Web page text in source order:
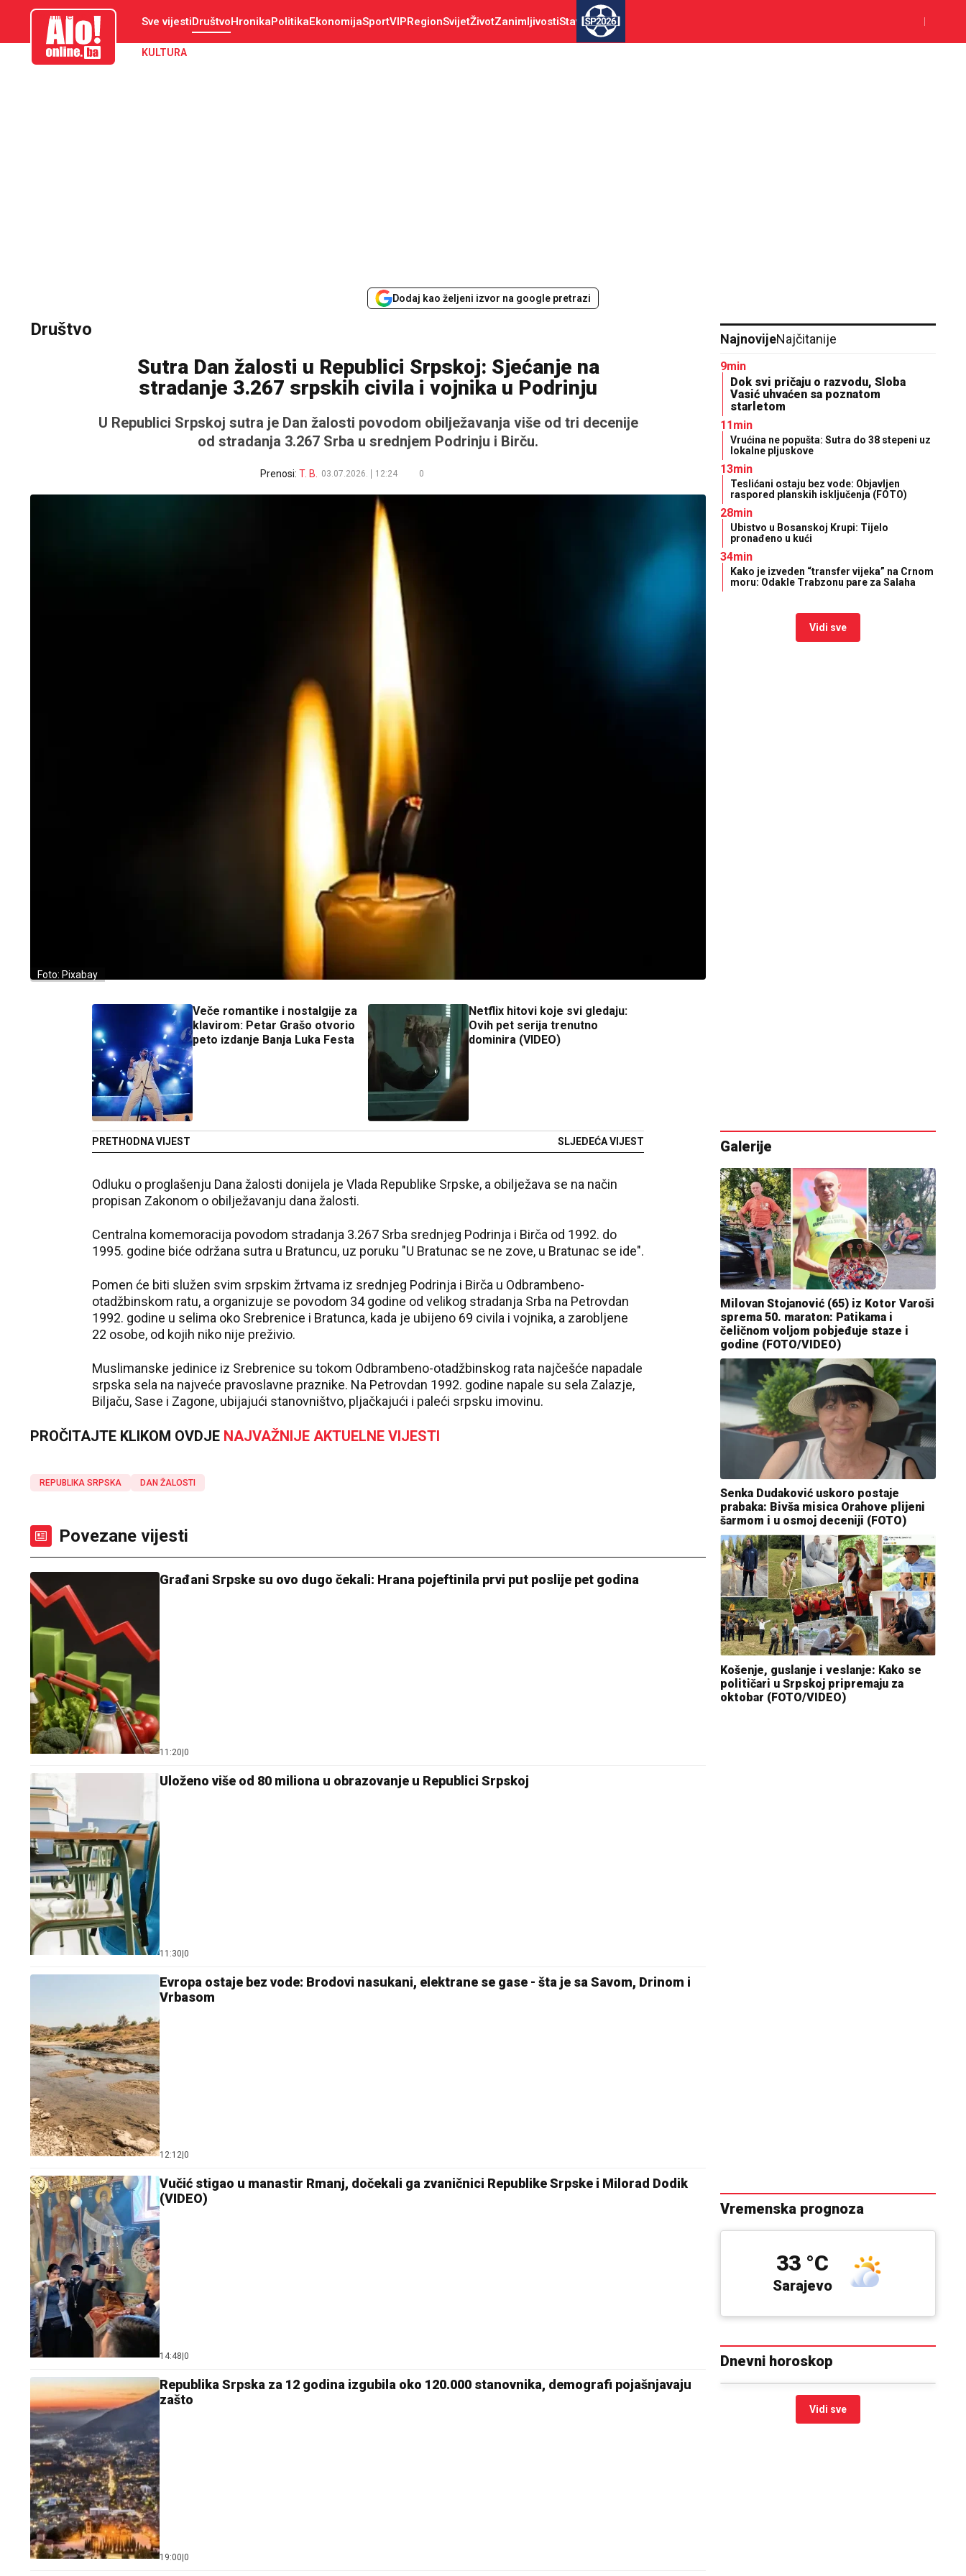
aloonline.ba Sve vijestiDruštvoHronikaPolitikaEkonomijaSportVIPRegionSvijetŽivotZanimljivostiStav SP2026
KULTURA
Dodaj kao željeni izvor na google pretrazi
Društvo
Sutra Dan žalosti u Republici Srpskoj: Sjećanje na
stradanje 3.267 srpskih civila i vojnika u Podrinju
U Republici Srpskoj sutra je Dan žalosti povodom obilježavanja više od tri decenije
od stradanja 3.267 Srba u srednjem Podrinju i Birču.
Prenosi: T. B. 03.07.2026. 12:24 0
Foto: Pixabay
Veče romantike i nostalgije za
klavirom: Petar Grašo otvorio
peto izdanje Banja Luka Festa
PRETHODNA VIJEST
Netflix hitovi koje svi gledaju:
Ovih pet serija trenutno
dominira (VIDEO)
SLJEDEĆA VIJEST
Odluku o proglašenju Dana žalosti donijela je Vlada Republike Srpske, a obilježava se na način
propisan Zakonom o obilježavanju dana žalosti.
Centralna komemoracija povodom stradanja 3.267 Srba srednjeg Podrinja i Birča od 1992. do
1995. godine biće održana sutra u Bratuncu, uz poruku "U Bratunac se ne zove, u Bratunac se ide".
Pomen će biti služen svim srpskim žrtvama iz srednjeg Podrinja i Birča u Odbrambeno-
otadžbinskom ratu, a organizuje se povodom 34 godine od velikog stradanja Srba na Petrovdan
1992. godine u selima oko Srebrenice i Bratunca, kada je ubijeno 69 civila i vojnika, a zarobljene
22 osobe, od kojih niko nije preživio.
Muslimanske jedinice iz Srebrenice su tokom Odbrambeno-otadžbinskog rata najčešće napadale
srpska sela na najveće pravoslavne praznike. Na Petrovdan 1992. godine napale su sela Zalazje,
Biljaču, Sase i Zagone, ubijajući stanovništvo, pljačkajući i paleći srpsku imovinu.
PROČITAJTE KLIKOM OVDJE NAJVAŽNIJE AKTUELNE VIJESTI
REPUBLIKA SRPSKA DAN ŽALOSTI
Povezane vijesti
Građani Srpske su ovo dugo čekali: Hrana pojeftinila prvi put poslije pet godina
11:20 0
Uloženo više od 80 miliona u obrazovanje u Republici Srpskoj
11:30 0
Evropa ostaje bez vode: Brodovi nasukani, elektrane se gase - šta je sa Savom, Drinom i
Vrbasom
12:12 0
Vučić stigao u manastir Rmanj, dočekali ga zvaničnici Republike Srpske i Milorad Dodik
(VIDEO)
14:48 0
Republika Srpska za 12 godina izgubila oko 120.000 stanovnika, demografi pojašnjavaju
zašto
19:00 0
NajnovijeNajčitanije
9min
Dok svi pričaju o razvodu, Sloba
Vasić uhvaćen sa poznatom
starletom
11min
Vrućina ne popušta: Sutra do 38 stepeni uz
lokalne pljuskove
13min
Teslićani ostaju bez vode: Objavljen
raspored planskih isključenja (FOTO)
28min
Ubistvo u Bosanskoj Krupi: Tijelo
pronađeno u kući
34min
Kako je izveden “transfer vijeka” na Crnom
moru: Odakle Trabzonu pare za Salaha
Vidi sve
Galerije
Milovan Stojanović (65) iz Kotor Varoši
sprema 50. maraton: Patikama i
čeličnom voljom pobjeđuje staze i
godine (FOTO/VIDEO)
Senka Dudaković uskoro postaje
prabaka: Bivša misica Orahove plijeni
šarmom i u osmoj deceniji (FOTO)
Košenje, guslanje i veslanje: Kako se
političari u Srpskoj pripremaju za
oktobar (FOTO/VIDEO)
Vremenska prognoza
Sarajevo
33 °C
Dnevni horoskop
Vidi sve